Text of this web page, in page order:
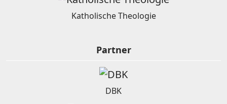
Katholische Theologie
Partner
DBK